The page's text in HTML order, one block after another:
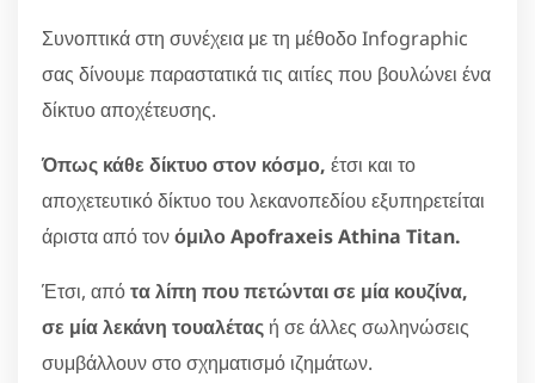
Συνοπτικά στη συνέχεια με τη μέθοδο Infographic
σας δίνουμε παραστατικά τις αιτίες που βουλώνει ένα
δίκτυο αποχέτευσης.
Όπως κάθε δίκτυο στον κόσμο, έτσι και το
αποχετευτικό δίκτυο του λεκανοπεδίου εξυπηρετείται
άριστα από τονόμιλο Apofraxeis Athina Titan.
Έτσι, απότα λίπη που πετώνται σε μία κουζίνα,
σε μία λεκάνη τουαλέτας ή σε άλλες σωληνώσεις
συμβάλλουν στο σχηματισμό ιζημάτων.